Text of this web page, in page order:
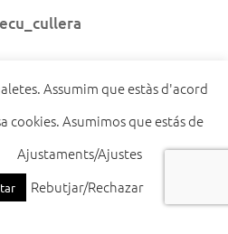
Assumim que estàs d'acord
cookies. Asumimos que estás de
Ajustaments/Ajustes
Rebutjar/Rechazar